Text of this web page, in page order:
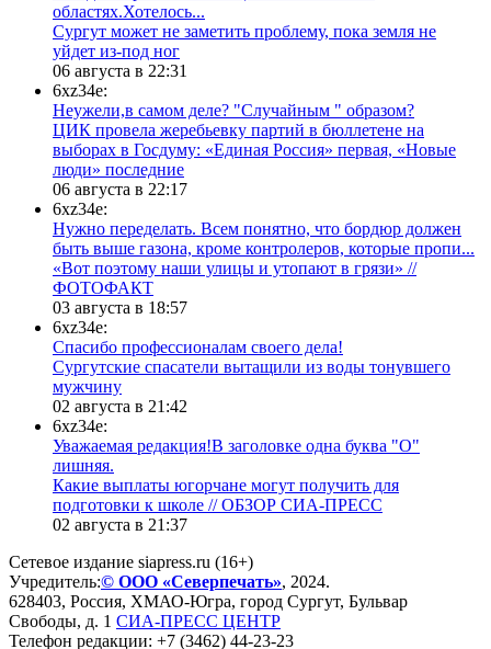
областях.Хотелось...
Сургут может не заметить проблему, пока земля не
уйдет из-под ног
06 августа в 22:31
6xz34e:
Неужели,в самом деле? "Случайным " образом?
ЦИК провела жеребьевку партий в бюллетене на
выборах в Госдуму: «Единая Россия» первая, «Новые
люди» последние
06 августа в 22:17
6xz34e:
Нужно переделать. Всем понятно, что бордюр должен
быть выше газона, кроме контролеров, которые пропи...
«Вот поэтому наши улицы и утопают в грязи» //
ФОТОФАКТ
03 августа в 18:57
6xz34e:
Спасибо профессионалам своего дела!
Сургутские спасатели вытащили из воды тонувшего
мужчину
02 августа в 21:42
6xz34e:
Уважаемая редакция!В заголовке одна буква "О"
лишняя.
Какие выплаты югорчане могут получить для
подготовки к школе // ОБЗОР СИА-ПРЕСС
02 августа в 21:37
Сетевое издание siapress.ru (16+)
Учредитель:© ООО «Северпечать», 2024.
628403, Россия, ХМАО-Югра, город Сургут, Бульвар
Свободы, д. 1 СИА-ПРЕСС ЦЕНТР
Телефон редакции: +7 (3462) 44-23-23